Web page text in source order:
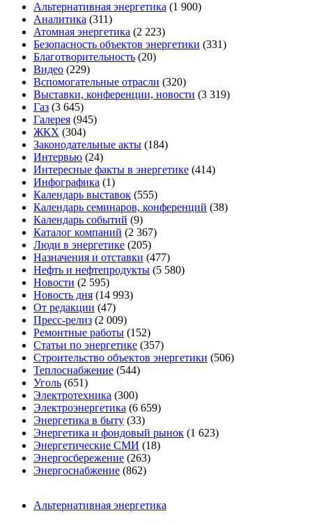
Альтернативная энергетика (1 900)
Аналитика (311)
Атомная энергетика (2 223)
Безопасность объектов энергетики (331)
Благотворительность (20)
Видео (229)
Вспомогательные отрасли (320)
Выставки, конференции, новости (3 319)
Газ (3 645)
Галерея (945)
ЖКХ (304)
Законодательные акты (184)
Интервью (24)
Интересные факты в энергетике (414)
Инфографика (1)
Календарь выставок (555)
Календарь семинаров, конференций (38)
Календарь событий (9)
Каталог компаний (2 367)
Люди в энергетике (205)
Назначения и отставки (477)
Нефть и нефтепродукты (5 580)
Новости (2 595)
Новость дня (14 993)
От редакции (47)
Пресс-релиз (2 009)
Ремонтные работы (152)
Статьи по энергетике (357)
Строительство объектов энергетики (506)
Теплоснабжение (544)
Уголь (651)
Электротехника (300)
Электроэнергетика (6 659)
Энергетика в быту (33)
Энергетика и фондовый рынок (1 623)
Энергетические СМИ (18)
Энергосбережение (263)
Энергоснабжение (862)
Альтернативная энергетика